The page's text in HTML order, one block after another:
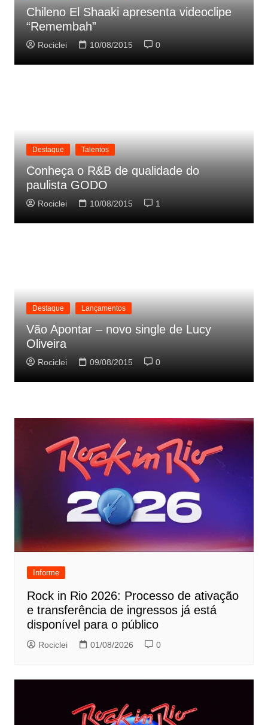
Chileno El Shaaki apresenta videoclipe
“Remembah”
Rociclei 10/08/2015 0
Destaque Talentos
Conheça o R&B de qualidade do
paulista GODO
Rociclei 10/08/2015 1
Destaque Lançamentos
Vão Apontar – novo single de Lucy
Oliveira
Rociclei 09/08/2015 0
Informe
Rock in Rio 2026: Processo de ativação
e transferência de ingressos já está
disponível para o público
Rociclei 01/08/2026 0